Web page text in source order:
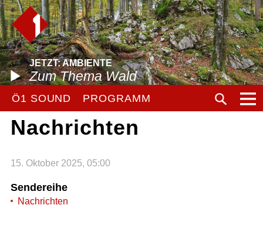
JETZT: AMBIENTE
Zum Thema Wald
Ö1 SOUND PROGRAMM
Nachrichten
15. Oktober 2025, 05:00
Sendereihe
Nachrichten